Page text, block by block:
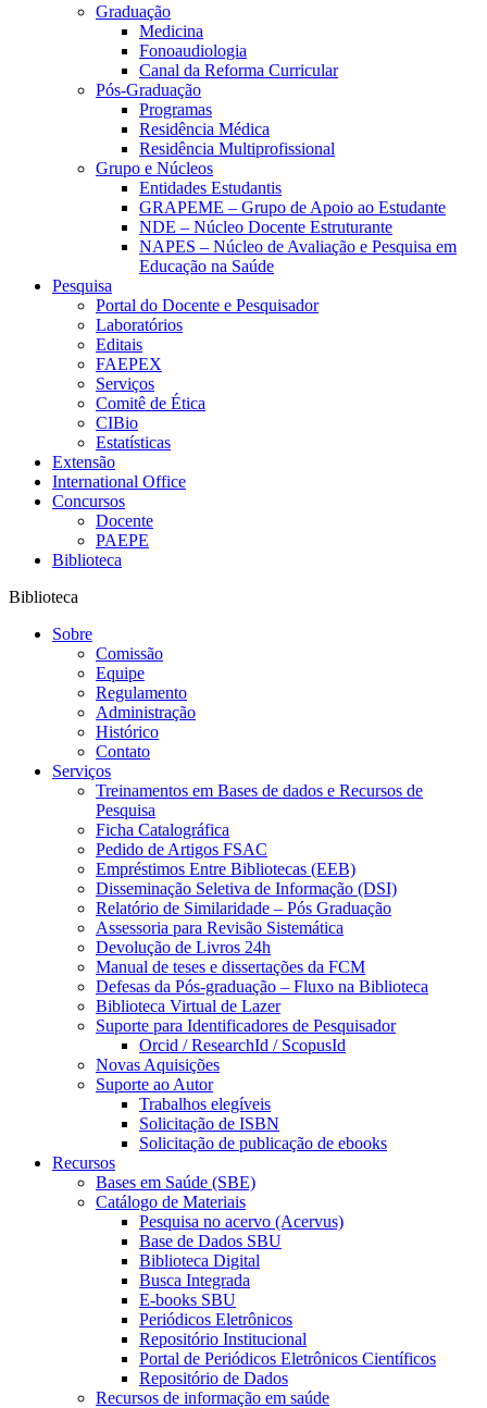
Graduação
Medicina
Fonoaudiologia
Canal da Reforma Curricular
Pós-Graduação
Programas
Residência Médica
Residência Multiprofissional
Grupo e Núcleos
Entidades Estudantis
GRAPEME – Grupo de Apoio ao Estudante
NDE – Núcleo Docente Estruturante
NAPES – Núcleo de Avaliação e Pesquisa em
Educação na Saúde
Pesquisa
Portal do Docente e Pesquisador
Laboratórios
Editais
FAEPEX
Serviços
Comitê de Ética
CIBio
Estatísticas
Extensão
International Office
Concursos
Docente
PAEPE
Biblioteca
Biblioteca
Sobre
Comissão
Equipe
Regulamento
Administração
Histórico
Contato
Serviços
Treinamentos em Bases de dados e Recursos de
Pesquisa
Ficha Catalográfica
Pedido de Artigos FSAC
Empréstimos Entre Bibliotecas (EEB)
Disseminação Seletiva de Informação (DSI)
Relatório de Similaridade – Pós Graduação
Assessoria para Revisão Sistemática
Devolução de Livros 24h
Manual de teses e dissertações da FCM
Defesas da Pós-graduação – Fluxo na Biblioteca
Biblioteca Virtual de Lazer
Suporte para Identificadores de Pesquisador
Orcid / ResearchId / ScopusId
Novas Aquisições
Suporte ao Autor
Trabalhos elegíveis
Solicitação de ISBN
Solicitação de publicação de ebooks
Recursos
Bases em Saúde (SBE)
Catálogo de Materiais
Pesquisa no acervo (Acervus)
Base de Dados SBU
Biblioteca Digital
Busca Integrada
E-books SBU
Periódicos Eletrônicos
Repositório Institucional
Portal de Periódicos Eletrônicos Científicos
Repositório de Dados
Recursos de informação em saúde